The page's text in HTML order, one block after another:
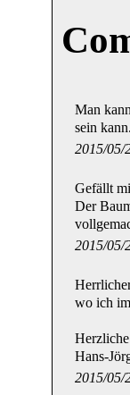
Man
sein
2015/05/
Gefällt
Der
2015/05/
wo ich
Hans-
2015/05/